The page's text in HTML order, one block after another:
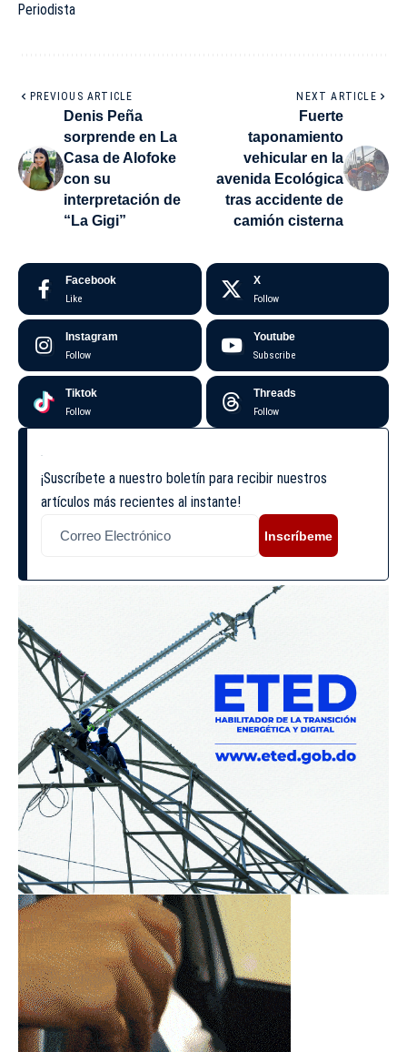
Periodista
PREVIOUS ARTICLE
Denis Peña
sorprende en La
Casa de Alofoke
con su
interpretación de
“La Gigi”
NEXT ARTICLE
Fuerte
taponamiento
vehicular en la
avenida Ecológica
tras accidente de
camión cisterna
Facebook
Like
X
Follow
Instagram
Follow
Youtube
Subscribe
Tiktok
Follow
Threads
Follow
¡Suscríbete a nuestro boletín para recibir nuestros
artículos más recientes al instante!
Inscríbeme